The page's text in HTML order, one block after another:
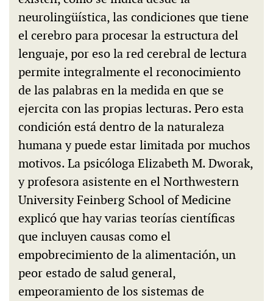
neurolingüística, las condiciones que tiene
el cerebro para procesar la estructura del
lenguaje, por eso la red cerebral de lectura
permite integralmente el reconocimiento
de las palabras en la medida en que se
ejercita con las propias lecturas. Pero esta
condición está dentro de la naturaleza
humana y puede estar limitada por muchos
motivos. La psicóloga Elizabeth M. Dworak,
y profesora asistente en el Northwestern
University Feinberg School of Medicine
explicó que hay varias teorías científicas
que incluyen causas como el
empobrecimiento de la alimentación, un
peor estado de salud general,
empeoramiento de los sistemas de